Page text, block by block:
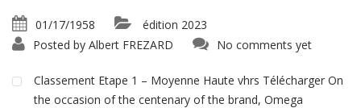
01/17/1958
édition 2023
Posted by Albert FREZARD No comments yet
Classement Etape 1 – Moyenne Haute vhrs Télécharger On
the occasion of the centenary of the brand, Omega